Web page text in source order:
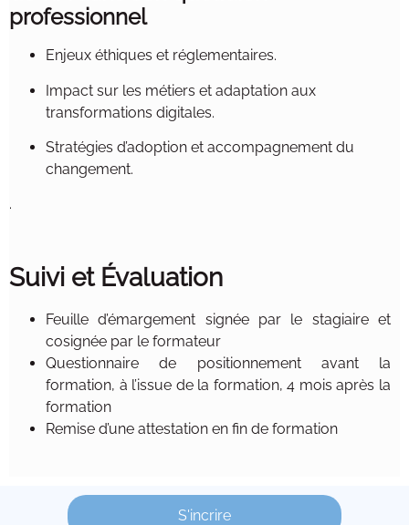
professionnel
Enjeux éthiques et réglementaires.
Impact sur les métiers et adaptation aux
transformations digitales.
Stratégies d’adoption et accompagnement du
changement.
.
Suivi et Évaluation
Feuille d’émargement signée par le stagiaire et
cosignée par le formateur
Questionnaire de positionnement avant la
formation, à l’issue de la formation, 4 mois après la
formation
Remise d’une attestation en fin de formation
S'incrire